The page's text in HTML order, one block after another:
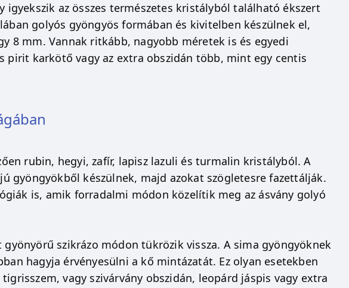
az összes természetes kristályból található ékszert
golyós gyöngyös formában és kivitelben készülnek el,
8 mm. Vannak ritkább, nagyobb méretek is és egyedi
pirit karkötő vagy az extra obszidán több, mint egy centis
rubin, hegyi, zafír, lapisz lazuli és turmalin kristályból. A
gyöngyökből készülnek, majd azokat szögletesre fazettálják.
is, amik forradalmi módon közelítik meg az ásvány golyó
szikrázo módon tükrözik vissza. A sima gyöngyöknek
hagyja érvényesülni a kő mintázatát. Ez olyan esetekben
vagy szivárvány obszidán, leopárd jáspis vagy extra